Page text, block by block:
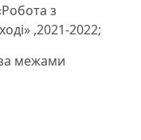
з
,2021-2022;
межами